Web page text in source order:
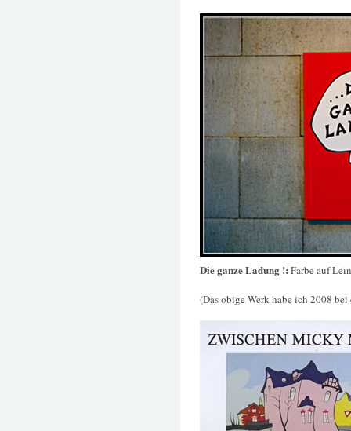
Die ganze Ladung !: Farbe auf
(Das obige Werk habe ich 2008